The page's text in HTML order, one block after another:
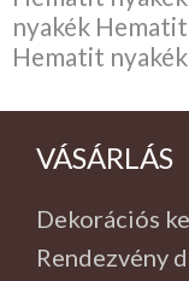
nyakék
Hematit nyakék
VÁSÁRLÁS
Dekorációs
Rendezvény